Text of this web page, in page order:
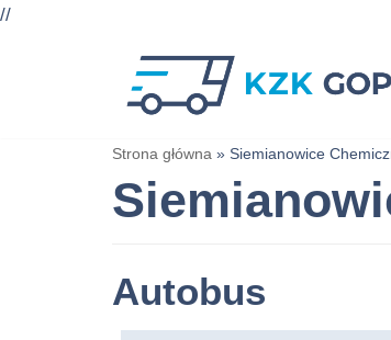
//
Strona główna » Siemianowice
Autobus